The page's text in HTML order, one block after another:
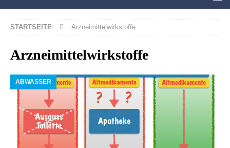
STARTSEITE Arzneimittelwirkstoffe
Arzneimittelwirkstoffe
ABWASSER